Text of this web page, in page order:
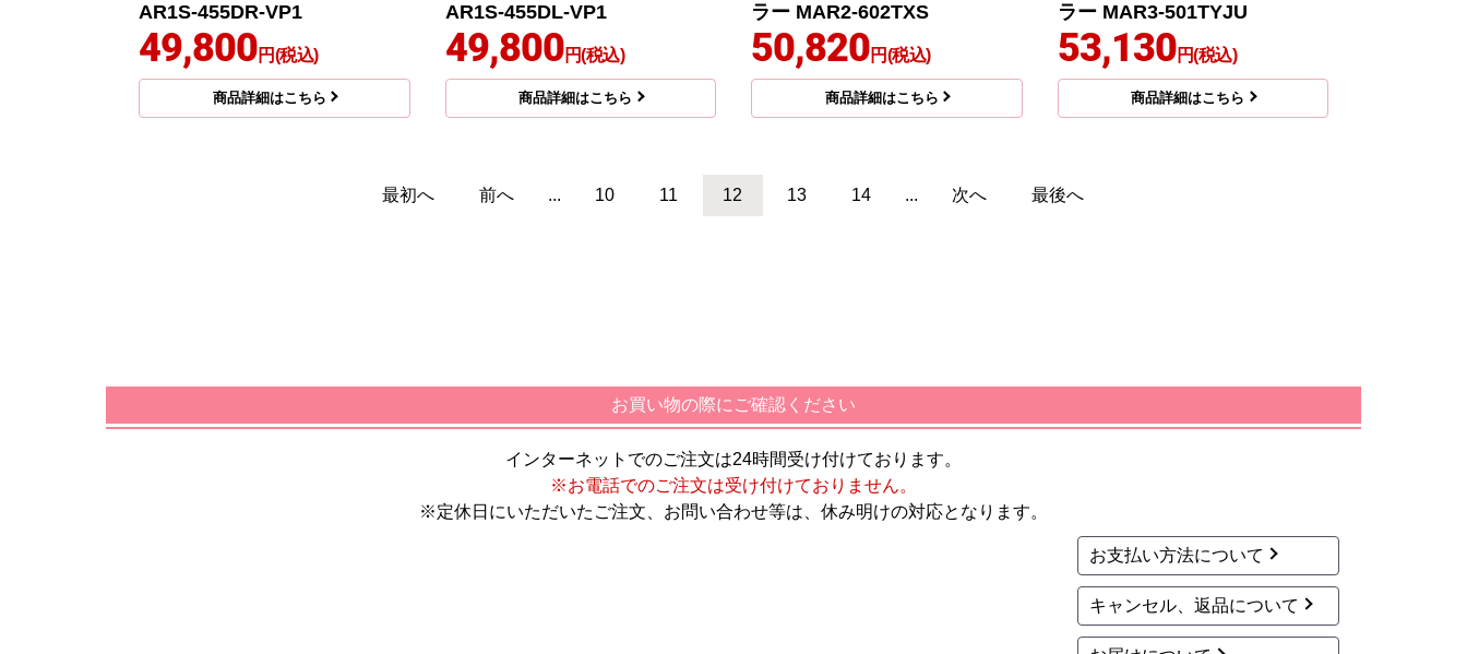
AR1S-455DR-VP1
49,800円(税込)
商品詳細はこちら
AR1S-455DL-VP1
49,800円(税込)
商品詳細はこちら
ラー MAR2-602TXS
50,820円(税込)
商品詳細はこちら
ラー MAR3-501TYJU
53,130円(税込)
商品詳細はこちら
最初へ 前へ ... 10 11 12 13 14 ... 次へ 最後へ
お買い物の際にご確認ください
インターネットでのご注文は24時間受け付けております。
※お電話でのご注文は受け付けておりません。
※定休日にいただいたご注文、お問い合わせ等は、休み明けの対応となります。
お支払い方法について
キャンセル、返品について